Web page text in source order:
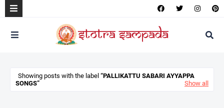
Showing posts with the label
PALLIKATTU SABARI AYYAPPA
SONGS
Show all